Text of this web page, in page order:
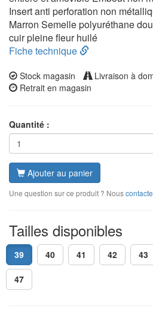
Insert anti perforation non
Marron Semelle polyuréthane
cuir pleine fleur huilé
Fiche technique
Stock magasin
Livraison à
Retrait en magasin
Quantité :
Ajouter au panier
Une question sur ce produit ? Nous
Tailles disponibles
39 40 41 42 43
47